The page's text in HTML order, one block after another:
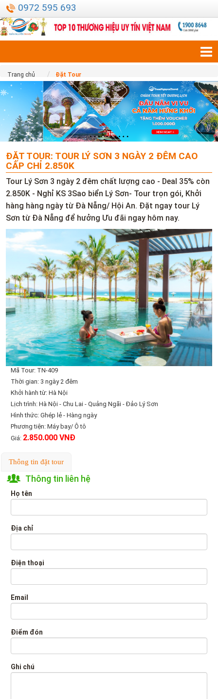
0972 595 693
Trang chủ Đặt Tour
ĐẶT TOUR: TOUR LÝ SƠN 3 NGÀY 2 ĐÊM CAO
CẤP CHỈ 2.850K
Tour Lý Sơn 3 ngày 2 đêm chất lượng cao - Deal 35% còn
2.850K - Nghỉ KS 3Sao biển Lý Sơn- Tour trọn gói, Khởi
hàng hàng ngày từ Đà Nẵng/ Hội An. Đặt ngay tour Lý
Sơn từ Đà Nẵng để hưởng Ưu đãi ngay hôm nay.
Mã Tour: TN-409
Thời gian: 3 ngày 2 đêm
Khởi hành từ: Hà Nội
Lịch trình: Hà Nội - Chu Lai - Quảng Ngãi - Đảo Lý Sơn
Hình thức: Ghép lẻ - Hàng ngày
Phương tiện: Máy bay/ Ô tô
Giá: 2.850.000 VNĐ
Thông tin đặt tour
Thông tin liên hệ
Họ tên
Địa chỉ
Điện thoại
Email
Điểm đón
Ghi chú